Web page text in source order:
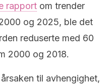
rapport om trender
og 2025, ble det
reduserte med 60
2000 og 2018.
til avhengighet,